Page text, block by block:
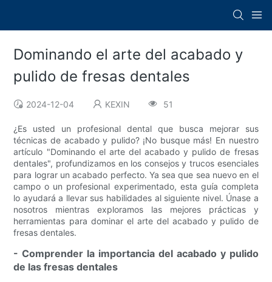
Dominando el arte del acabado y
pulido de fresas dentales
2024-12-04 KEXIN 51
¿Es usted un profesional dental que busca mejorar sus
técnicas de acabado y pulido? ¡No busque más! En nuestro
artículo "Dominando el arte del acabado y pulido de fresas
dentales", profundizamos en los consejos y trucos esenciales
para lograr un acabado perfecto. Ya sea que sea nuevo en el
campo o un profesional experimentado, esta guía completa
lo ayudará a llevar sus habilidades al siguiente nivel. Únase a
nosotros mientras exploramos las mejores prácticas y
herramientas para dominar el arte del acabado y pulido de
fresas dentales.
- Comprender la importancia del acabado y pulido
de las fresas dentales